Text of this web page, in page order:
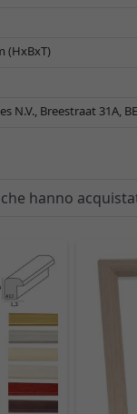
(HxBxT)
N.V., Breestraat 31A,
hanno